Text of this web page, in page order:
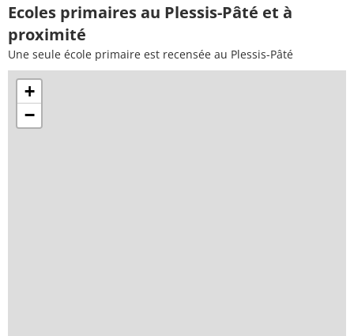
Ecoles primaires au Plessis-Pâté et à
proximité
Une seule école primaire est recensée au Plessis-Pâté
+
−